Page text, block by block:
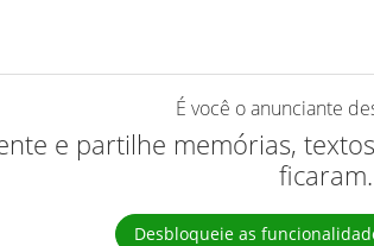
É você o anunciante
e partilhe memórias,
ficaram.
Desbloqueie as